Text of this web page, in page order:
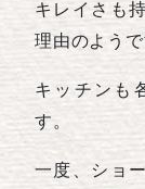
キレイさも
理由のようで
キッチンも
す。
一度、ショ